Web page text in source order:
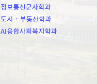
정보통신군사학과
도시ㆍ부동산학과
AI융합사회복지학과